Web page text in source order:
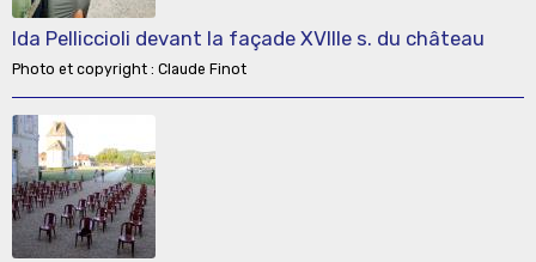
Ida Pelliccioli devant la façade XVIIIe s. du château
Photo et copyright : Claude Finot